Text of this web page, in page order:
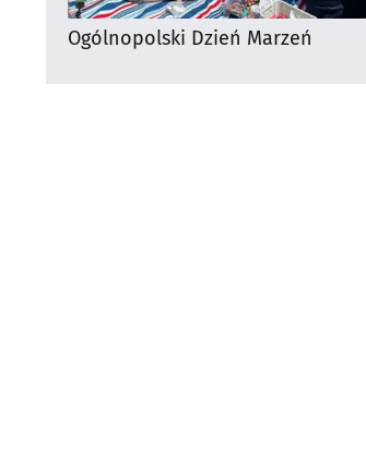
Ogólnopolski Dzień Marzeń